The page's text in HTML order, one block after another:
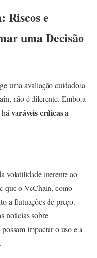
Riscos e
uma Decisão
uma avaliação cuidadosa
não é diferente. Embora
varáveis críticas a
volatilidade inerente ao
que o VeChain, como
a flutuações de preço.
notícias sobre
impactar o uso e a